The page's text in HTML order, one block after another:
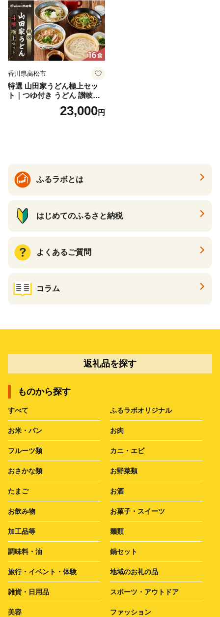
香川県高松市
特選 山田家うどん極上セッ
ト｜つゆ付き うどん 讃岐う
どん さぬきうどん 生麵 うど
んセット カレーうどん 生う
23,000円
ふるラボとは
はじめてのふるさと納税
よくあるご質問
コラム
返礼品を探す
ものから探す
すべて ふるラボオリジナル
お米・パン お肉
フルーツ類 カニ・エビ
おさかな類 お野菜類
たまご お酒
お飲み物 お菓子・スイーツ
加工品等 麺類
調味料・油 鍋セット
旅行・イベント・体験 地域のお礼の品
雑貨・日用品 スポーツ・アウトドア
美容 ファッション